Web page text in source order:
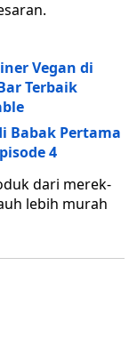
Vegan di
Terbaik
Babak Pertama
4
dari merek-
lebih murah